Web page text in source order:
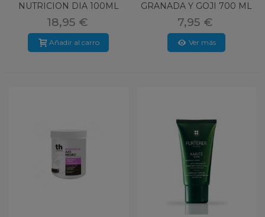
NUTRICION DIA 100ML
INTENSA
18,95 €
Añadir al carro
GRANADA Y GOJI 700 ML
7,95 €
Ver más